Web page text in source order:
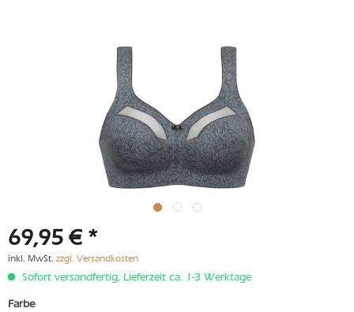
69,95 € *
inkl. MwSt. zzgl. Versandkosten
Sofort versandfertig, Lieferzeit ca. 1-3 Werktage
Farbe